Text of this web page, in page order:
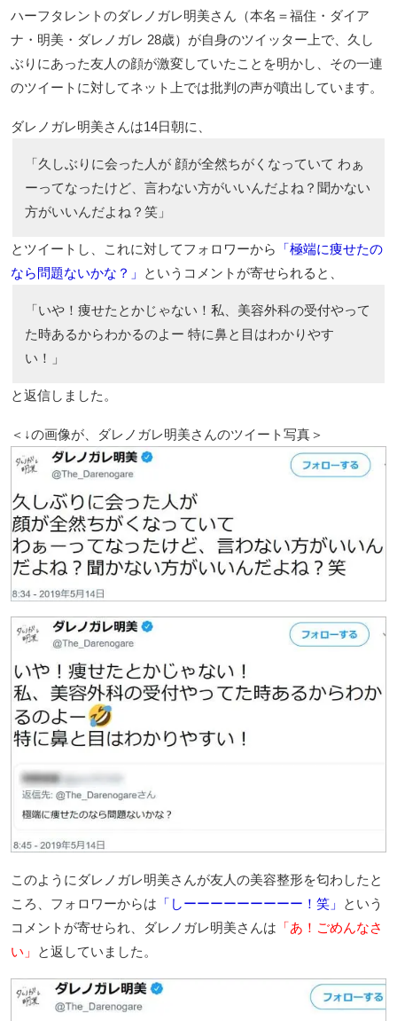
ハーフタレントのダレノガレ明美さん（本名＝福住・ダイア
ナ・明美・ダレノガレ 28歳）が自身のツイッター上で、久し
ぶりにあった友人の顔が激変していたことを明かし、その一連
のツイートに対してネット上では批判の声が噴出しています。
ダレノガレ明美さんは14日朝に、
「久しぶりに会った人が 顔が全然ちがくなっていて わぁ
ーってなったけど、言わない方がいいんだよね？聞かない
方がいいんだよね？笑」
とツイートし、これに対してフォロワーから
「極端に痩せたの
なら問題ないかな？」
というコメントが寄せられると、
「いや！痩せたとかじゃない！私、美容外科の受付やって
た時あるからわかるのよー 特に鼻と目はわかりやす
い！」
と返信しました。
＜↓の画像が、ダレノガレ明美さんのツイート写真＞
このようにダレノガレ明美さんが友人の美容整形を匂わしたと
ころ、フォロワーからは 「しーーーーーーーーー！笑」
という
コメントが寄せられ、ダレノガレ明美さんは 「あ！ごめんなさ
い」
と返していました。